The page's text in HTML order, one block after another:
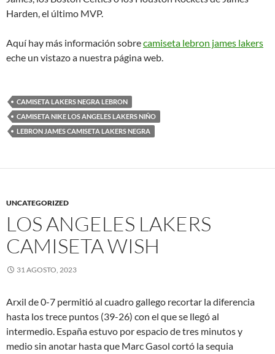
Harden, el último MVP.
Aquí hay más información sobrecamiseta lebron james lakers
eche un vistazo a nuestra página web.
CAMISETA LAKERS NEGRA LEBRON
CAMISETA NIKE LOS ANGELES LAKERS NIÑO
LEBRON JAMES CAMISETA LAKERS NEGRA
UNCATEGORIZED
LOS ANGELES LAKERS
CAMISETA WISH
31 AGOSTO, 2023
Arxil de 0-7 permitió al cuadro gallego recortar la diferencia
hasta los trece puntos (39-26) con el que se llegó al
intermedio. España estuvo por espacio de tres minutos y
medio sin anotar hasta que Marc Gasol cortó la sequia